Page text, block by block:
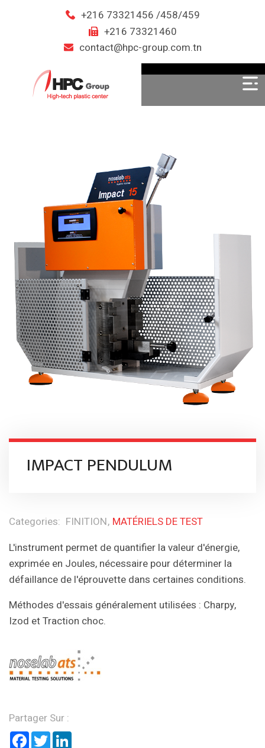
+216 73321456 /458/459
+216 73321460
contact@hpc-group.com.tn
IMPACT PENDULUM
Categories: FINITION MATÉRIELS DE TEST
L'instrument permet de quantifier la valeur d'énergie,
exprimée en Joules, nécessaire pour déterminer la
défaillance de l'éprouvette dans certaines conditions.
Méthodes d'essais généralement utilisées : Charpy,
Izod et Traction choc.
Partager Sur :
Facebook
Twitter